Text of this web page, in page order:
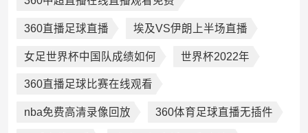
360直播足球直播 埃及VS伊朗上半场直播
女足世界杯中国队成绩如何 世界杯2022年
360直播足球比赛在线观看
nba免费高清录像回放 360体育足球直播无插件